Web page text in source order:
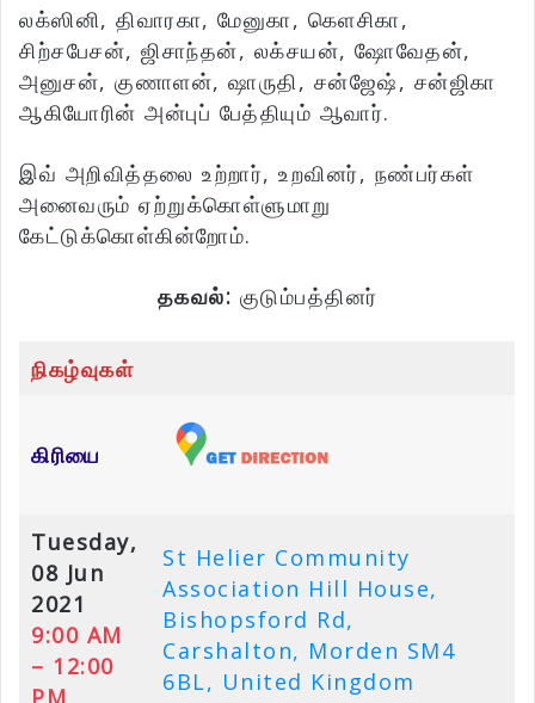
லக்ஸினி, திவாரகா, மேனுகா, கெளசிகா,
சிற்சபேசன், ஜிசாந்தன், லக்சயன், ஷோவேதன்,
அனுசன், குணாளன், ஷாருதி, சன்ஜேஷ், சன்ஜிகா
ஆகியோரின் அன்புப் பேத்தியும் ஆவார்.
இவ் அறிவித்தலை உற்றார், உறவினர், நண்பர்கள்
அனைவரும் ஏற்றுக்கொள்ளுமாறு
கேட்டுக்கொள்கின்றோம்.
தகவல்: குடும்பத்தினர்
நிகழ்வுகள்
கிரியை
Tuesday,
08 Jun
2021
9:00 AM
– 12:00
PM
St Helier Community
Association Hill House,
Bishopsford Rd,
Carshalton, Morden SM4
6BL, United Kingdom